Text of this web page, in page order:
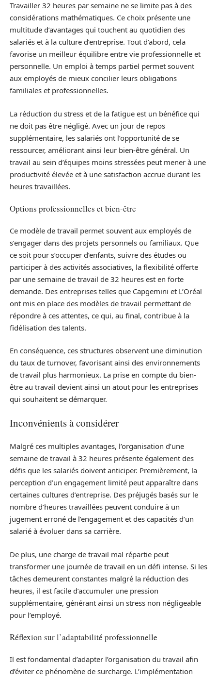
Travailler 32 heures par semaine ne se limite pas à des
considérations mathématiques. Ce choix présente une
multitude d’avantages qui touchent au quotidien des
salariés et à la culture d’entreprise. Tout d’abord, cela
favorise un meilleur équilibre entre vie professionnelle et
personnelle. Un emploi à temps partiel permet souvent
aux employés de mieux concilier leurs obligations
familiales et professionnelles.
La réduction du stress et de la fatigue est un bénéfice qui
ne doit pas être négligé. Avec un jour de repos
supplémentaire, les salariés ont l’opportunité de se
ressourcer, améliorant ainsi leur bien-être général. Un
travail au sein d’équipes moins stressées peut mener à une
productivité élevée et à une satisfaction accrue durant les
heures travaillées.
Options professionnelles et bien-être
Ce modèle de travail permet souvent aux employés de
s’engager dans des projets personnels ou familiaux. Que
ce soit pour s’occuper d’enfants, suivre des études ou
participer à des activités associatives, la flexibilité offerte
par une semaine de travail de 32 heures est en forte
demande. Des entreprises telles que Capgemini et L’Oréal
ont mis en place des modèles de travail permettant de
répondre à ces attentes, ce qui, au final, contribue à la
fidélisation des talents.
En conséquence, ces structures observent une diminution
du taux de turnover, favorisant ainsi des environnements
de travail plus harmonieux. La prise en compte du bien-
être au travail devient ainsi un atout pour les entreprises
qui souhaitent se démarquer.
Inconvénients à considérer
Malgré ces multiples avantages, l’organisation d’une
semaine de travail à 32 heures présente également des
défis que les salariés doivent anticiper. Premièrement, la
perception d’un engagement limité peut apparaître dans
certaines cultures d’entreprise. Des préjugés basés sur le
nombre d’heures travaillées peuvent conduire à un
jugement erroné de l’engagement et des capacités d’un
salarié à évoluer dans sa carrière.
De plus, une charge de travail mal répartie peut
transformer une journée de travail en un défi intense. Si les
tâches demeurent constantes malgré la réduction des
heures, il est facile d’accumuler une pression
supplémentaire, générant ainsi un stress non négligeable
pour l’employé.
Réflexion sur l’adaptabilité professionnelle
Il est fondamental d’adapter l’organisation du travail afin
d’éviter ce phénomène de surcharge. L’implémentation